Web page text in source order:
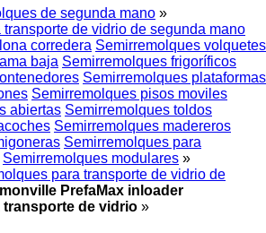
de segunda mano »
de vidrio de segunda mano
corredera Semirremolques volquetes
baja Semirremolques frigoríficos
Semirremolques plataformas
Semirremolques pisos moviles
abiertas Semirremolques toldos
Semirremolques madereros
Semirremolques para
Semirremolques modulares »
para transporte de vidrio de
PrefaMax inloader
de vidrio »